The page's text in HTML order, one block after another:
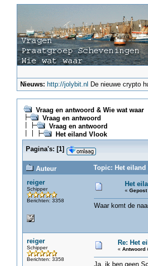
Nieuws: http://jolybit.nl De nieuwe crypto
Vraag en antwoord & Wie wat waar
Vraag en antwoord
Vraag en antwoord
Het eiland Vlook
Pagina's: [1]
Auteur
Topic: Het
reiger
Schipper
Berichten: 3358
Het
« Gepost
Waar komt de
reiger
Schipper
Berichten: 3358
Re: Het
« Antwoord
Ja, ik ben geen